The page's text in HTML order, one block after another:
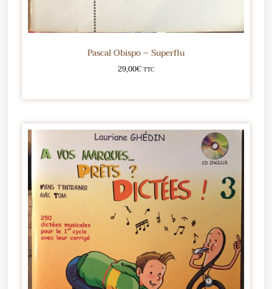
Pascal Obispo – Superflu
29,00€TTC